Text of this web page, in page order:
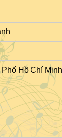
Phố Hồ Chí Minh